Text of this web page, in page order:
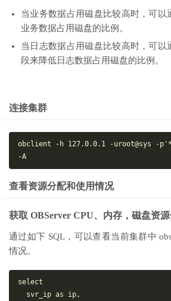
当业务数据占用磁盘比较高时，可以
业务数据占用磁盘的比例。
当日志数据占用磁盘比较高时，可以
段来降低日志数据占用磁盘的比例。
连接集群
obclient -h 127.0.0.1 -uroot@sys -
查看资源分配和使用情况
获取 OBServer CPU、内存，磁盘资
通过如下 SQL，可以查看当前集群中
情况。
select
svr_ip as ip,